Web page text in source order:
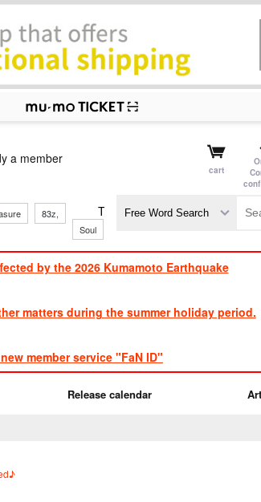
a member
cart
83z, TVXQ, Sandaime J
Soul
​ ​
by the 2026 Kumamoto Earthquake
matters during the summer holiday period.
member service "FaN ID"
Release calendar